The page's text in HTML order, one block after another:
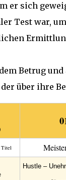
er sich
Test war,
Betrug
der über ihre
Titel
Hustle –